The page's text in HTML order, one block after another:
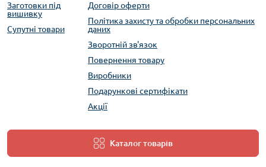
Заготовки під
вишивку
Супутні товари
Договір оферти
Політика захисту та обробки персональних
даних
Зворотній зв'язок
Повернення товару
Виробники
Подарункові сертифікати
Акції
Каталог товарів